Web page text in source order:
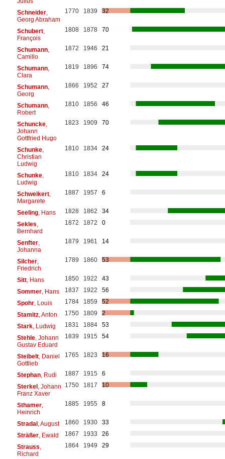
Schneider,
Georg Abraham
1770 1839 32
Schubert,
François
1808 1878 70
Schumann,
Camillo
1872 1946 21
Schumann,
Clara
1819 1896 74
Schumann,
Georg
1866 1952 27
Schumann,
Robert
1810 1856 46
Schuncke,
Johann
Gottfried Hugo
1823 1909 70
Schunke,
Christian
Ludwig
1810 1834 24
Schunke,
Ludwig
1810 1834 24
Schweikert,
Margarete
1887 1957 6
Seeling, Hans 1828 1862
34
Sekles
Bernhard
1872 1872 0
Senfter,
Johanna
1879 1961 14
Silcher,
Friedrich
1789 1860 53
Sitt, Hans 1850 1922
43
Sommer, Hans 1837 1922
56
Spohr, Louis 1784 1859
52
Stamitz, Anton 1750 1809
2
Stark, Ludwig 1831 1884
53
Stehle, Johann
Gustav Eduard
1839 1915 54
Steibelt, Daniel
Gottlieb
1765 1823 16
Stephan, Rudi 1887 1915
6
Sterkel, Johann
Franz Xaver
1750 1817 10
Sthamer,
Heinrich
1885 1955 8
Stradal, August 1860 1930
33
Sträßer, Ewald 1867 1933
26
Strauss
Richard
1864 1949 29